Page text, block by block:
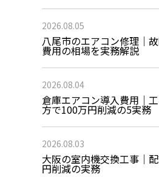
2026.08.05
八尾市のエアコン修理｜
費用の相場を実務解説
2026.08.04
倉庫エアコン導入費用｜
方で100万円削減の5実務
2026.08.03
大阪の室内機交換工事｜
円削減の実務